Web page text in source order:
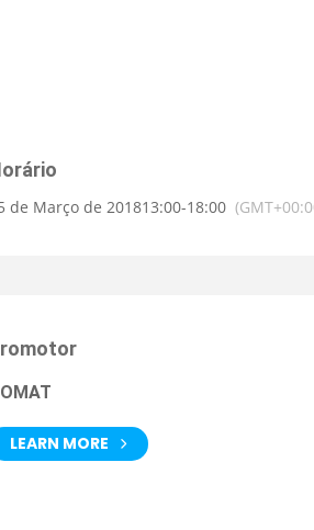
de Março de 201813:00-18:00
LEARN MORE